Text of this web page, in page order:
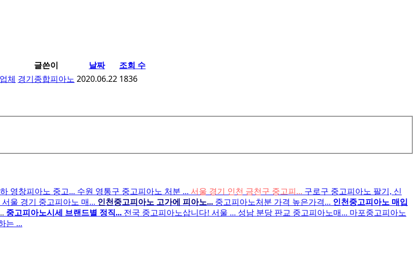
글쓴이 날짜
조회 수
체 경기종합피아노 2020.06.22 1836
영창피아노 중고... 수원 영통구 중고피아노 처분 ... 서울 경기 인천 금천구 중고피... 구로구 중고피아노 팔기, 신
서울 경기 중고피아노 매... 인천중고피아노 고가에 피아노... 중고피아노처분 가격 높은가격... 인천중고피아노 매입
중고피아노시세 브랜드별 정직... 전국 중고피아노삽니다! 서울 ... 성남 분당 판교 중고피아노매... 마포중고피아노
는 ...